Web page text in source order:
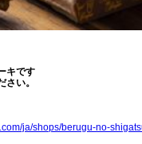
キです
さい。
ja/shops/berugu-no-